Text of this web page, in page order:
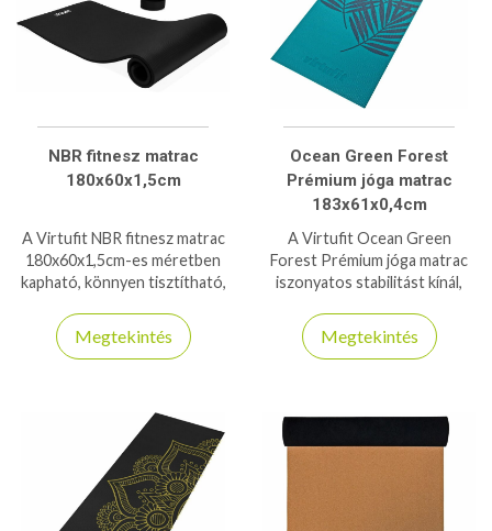
NBR fitnesz matrac
180x60x1,5cm
A Virtufit NBR fitnesz matrac
180x60x1,5cm-es méretben
kapható, könnyen tisztítható,
Megtekintés
Ocean Green Forest
Prémium jóga matrac
183x61x0,4cm
A Virtufit Ocean Green
Forest Prémium jóga matrac
iszonyatos stabilitást kínál,
vastag - 6P- és latexmentes
Megtekintés